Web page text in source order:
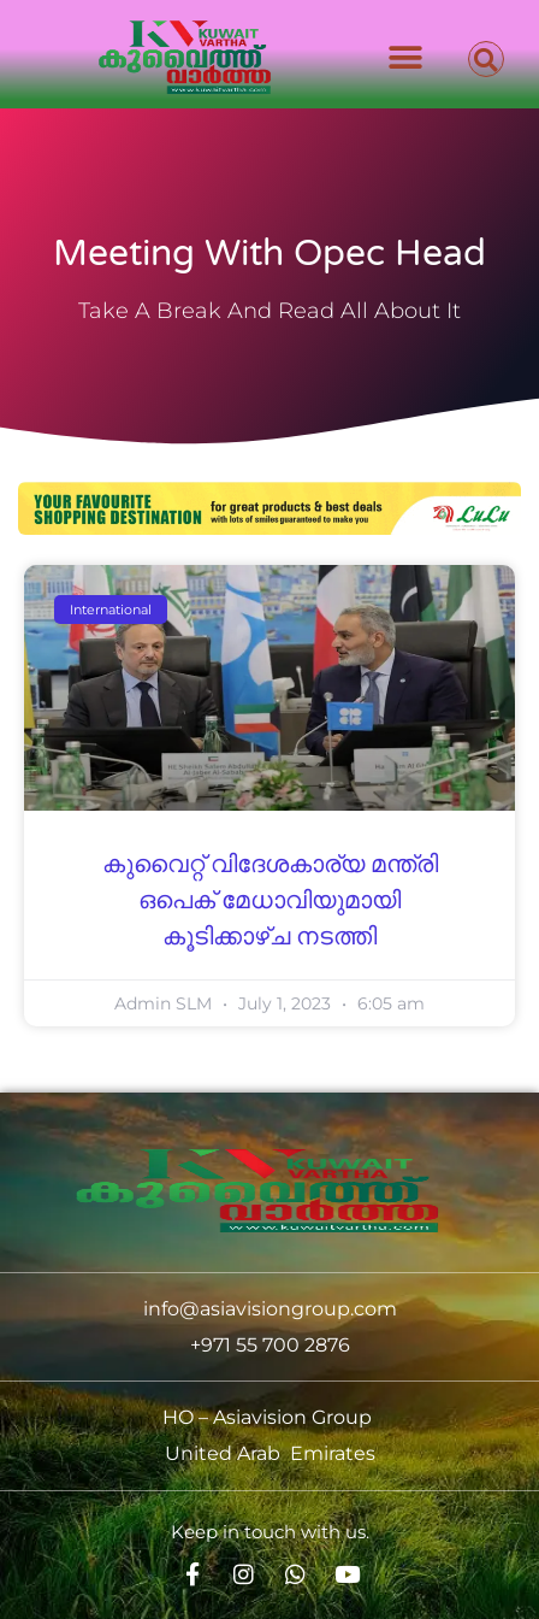
Meeting With Opec Head
Take A Break And Read All About It
International
കുവൈറ്റ് വിദേശകാര്യ മന്ത്രി
ഒപെക് മേധാവിയുമായി
കൂടിക്കാഴ്ച നടത്തി
Admin SLM July 1, 2023 6:05 am
info@asiavisiongroup.com
+971 55 700 2876
HO – Asiavision Group
United Arab Emirates
Keep in touch with us.